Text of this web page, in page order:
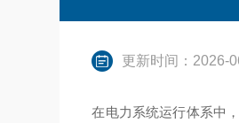
更新时间：2026-
在电力系统运行体系中